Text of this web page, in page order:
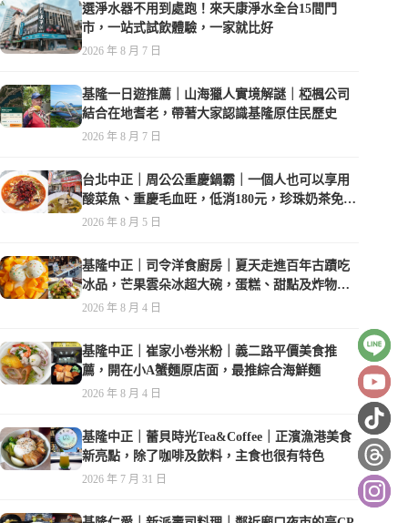
選淨水器不用到處跑！來天康淨水全台15間門
市，一站式試飲體驗，一家就比好
2026 年 8 月 7 日
基隆一日遊推薦｜山海獵人實境解謎｜椏楓公司
結合在地耆老，帶著大家認識基隆原住民歷史
2026 年 8 月 7 日
台北中正｜周公公重慶鍋霸｜一個人也可以享用
酸菜魚、重慶毛血旺，低消180元，珍珠奶茶免費
喝到爽
2026 年 8 月 5 日
基隆中正｜司令洋食廚房｜夏天走進百年古蹟吃
冰品，芒果雲朵冰超大碗，蛋糕、甜點及炸物都
在水準之上
2026 年 8 月 4 日
基隆中正｜崔家小卷米粉｜義二路平價美食推
薦，開在小A蟹麵原店面，最推綜合海鮮麵
2026 年 8 月 4 日
基隆中正｜蕾貝時光Tea&Coffee｜正濱漁港美食
新亮點，除了咖啡及飲料，主食也很有特色
2026 年 7 月 31 日